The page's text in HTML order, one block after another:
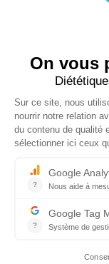
Copyright © 2026 |
Politique de